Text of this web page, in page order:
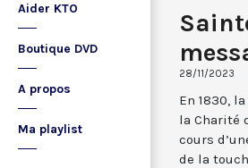
Aider KTO
Boutique DVD
A propos
Ma playlist
28/11/2023
En 1830,
la Charité
cours
de la